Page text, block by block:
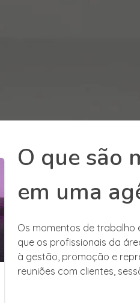
O que são
em uma
Os momentos de trabalho
que os profissionais da
à gestão, promoção e
reuniões com clientes,